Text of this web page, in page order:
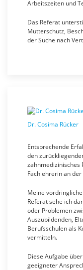
Arbeitszeiten und
Das Referat
Mutterschutz,
der Suche nach
Dr. Cosima Rücker
Entsprechende
den
zahnmedizinisches
Fachlehrerin an
Meine
Referat sehe ich
oder Problemen
Auszubildenden,
Berufsschulen als
vermitteln.
Diese Aufgabe
geeigneter